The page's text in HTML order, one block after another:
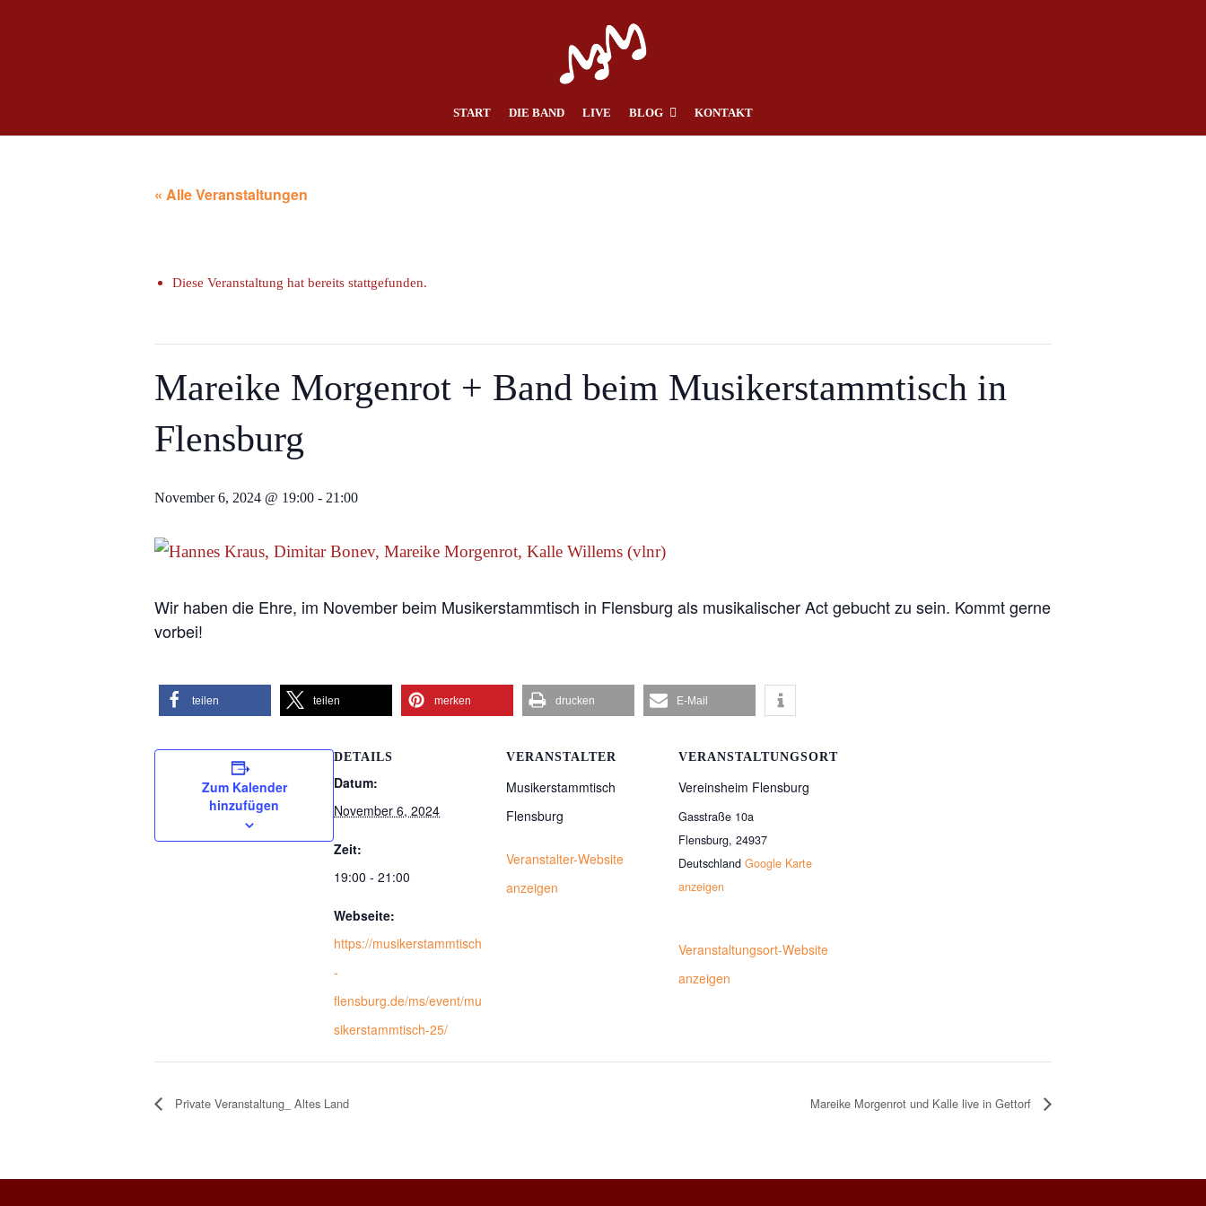
START DIE BAND LIVE BLOG KONTAKT
« Alle Veranstaltungen
Diese Veranstaltung hat bereits stattgefunden.
Mareike Morgenrot + Band beim Musikerstammtisch in
Flensburg
November 6, 2024 @ 19:00 - 21:00
Wir haben die Ehre, im November beim Musikerstammtisch in Flensburg als musikalischer Act gebucht zu sein. Kommt gerne
vorbei!
teilen teilen merken drucken E-Mail
Zum Kalender
hinzufügen
DETAILS
Datum:
November 6, 2024
Zeit:
19:00 - 21:00
Webseite:
https://musikerstammtisch
-
flensburg.de/ms/event/mu
sikerstammtisch-25/
VERANSTALTER
Musikerstammtisch
Flensburg
Veranstalter-Website
anzeigen
VERANSTALTUNGSORT
Vereinsheim Flensburg
Gasstraße 10a
Flensburg, 24937
Deutschland Google Karte
anzeigen
Veranstaltungsort-Website
anzeigen
Private Veranstaltung_ Altes Land Mareike Morgenrot und Kalle live in Gettorf